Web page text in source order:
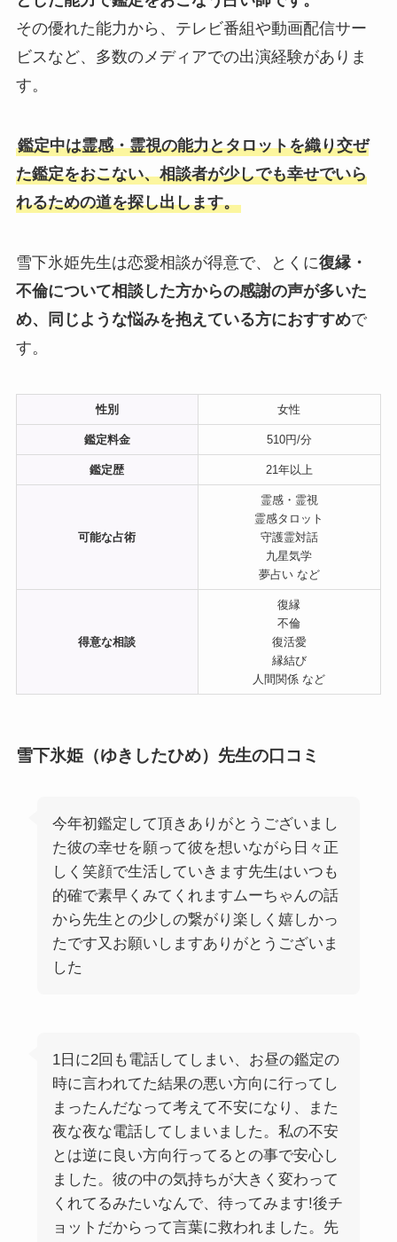
その優れた能力から、テレビ番組や動画配信サー
ビスなど、多数のメディアでの出演経験がありま
す。
鑑定中は霊感・霊視の能力とタロットを織り交ぜ
た鑑定をおこない、相談者が少しでも幸せでいら
れるための道を探し出します。
雪下氷姫先生は恋愛相談が得意で、とくに復縁・
不倫について相談した方からの感謝の声が多いた
め、同じような悩みを抱えている方におすすめで
す。
性別 女性
鑑定料金 510円/分
鑑定歴 21年以上
可能な占術
霊感・霊視
霊感タロット
守護霊対話
九星気学
夢占い など
得意な相談
復縁
不倫
復活愛
縁結び
人間関係 など
雪下氷姫（ゆきしたひめ）先生の口コミ
今年初鑑定して頂きありがとうございまし
た彼の幸せを願って彼を想いながら日々正
しく笑顔で生活していきます先生はいつも
的確で素早くみてくれますムーちゃんの話
から先生との少しの繋がり楽しく嬉しかっ
たです又お願いしますありがとうございま
した
1日に2回も電話してしまい、お昼の鑑定の
時に言われてた結果の悪い方向に行ってし
まったんだなって考えて不安になり、また
夜な夜な電話してしまいました。私の不安
とは逆に良い方向行ってるとの事で安心し
ました。彼の中の気持ちが大きく変わって
くれてるみたいなんで、待ってみます!後チ
ョットだからって言葉に救われました。先